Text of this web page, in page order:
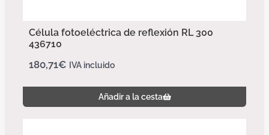
Célula fotoeléctrica de reflexión RL 300
436710
180,71€ IVA incluido
Añadir a la cesta